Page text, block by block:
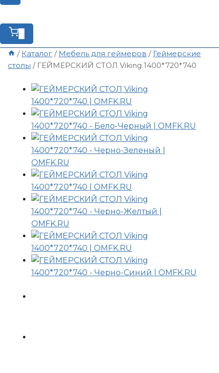
/ Каталог / Мебель для геймеров / Геймерские
столы / ГЕЙМЕРСКИЙ СТОЛ Viking 1400*720*740